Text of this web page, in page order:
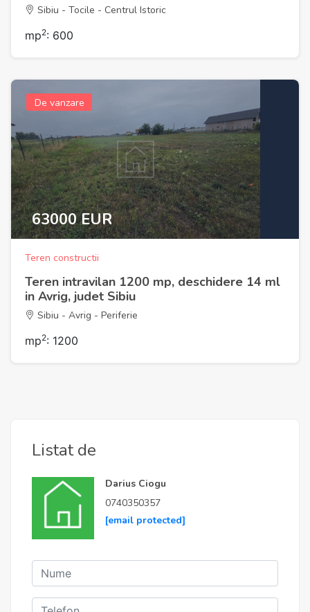
Sibiu - Tocile - Centrul Istoric
mp2: 600
De vanzare
63000 EUR
Teren constructii
Teren intravilan 1200 mp, deschidere 14 ml
in Avrig, judet Sibiu
Sibiu - Avrig - Periferie
mp2: 1200
Listat de
Darius Ciogu
0740350357
[email protected]